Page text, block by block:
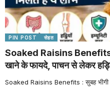
PIN POST सेहत
Soaked Raisins Benefits :
खाने के फायदे, पाचन से लेकर
Soaked Raisins Benefits : सुबह भीगी